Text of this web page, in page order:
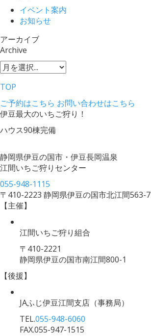
イベント案内
お知らせ
アーカイブ
Archive
TOP
ご予約はこちら お問い合わせはこちら
伊豆最大のいちご狩り！
ハウス90棟完備
静岡県伊豆の国市・伊豆長岡温泉
江間いちご狩りセンター
055-948-1115
〒410-2223 静岡県伊豆の国市北江間563-7
【主催】
江間いちご狩り組合
〒410-2221
静岡県伊豆の国市南江間800-1
【後援】
JAふじ伊豆江間支店 （事務局）
TEL.055-948-6060
FAX.055-947-1515